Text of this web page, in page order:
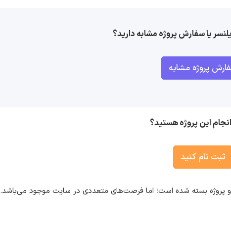
یا سفارش پروژه مشابه دارید؟
پروژه مشابه
این پروژه هستید؟
ثبت نام کنید
و پروژه بسته شده است؛ اما فرصت‌های متعددی در سایت موجود می‌باشد.